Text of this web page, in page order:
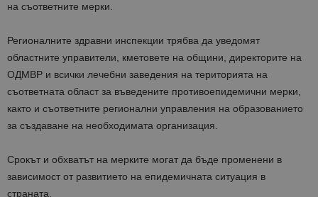
на съответните мерки.
Регионалните здравни инспекции трябва да уведомят
областните управители, кметовете на общини, директорите на
ОДМВР и всички лечебни заведения на територията на
съответната област за въведените противоепидемични мерки,
както и съответните регионални управления на образованието
за създаване на необходимата организация.
Срокът и обхватът на мерките могат да бъде променени в
зависимост от развитието на епидемичната ситуация в
страната.